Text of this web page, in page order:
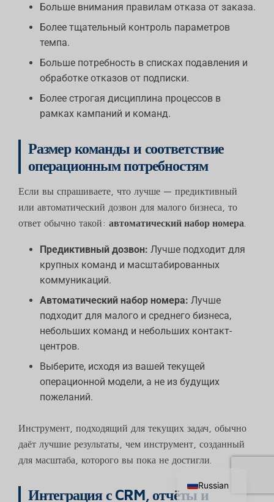
Больше внимания правилам отказа от заказа.
Более тщательный контроль параметров
темпа.
Больше потребность в списках подавления и
обработке отказов от подписки.
Более строгая дисциплина процессов в
рамках кампаний и команд.
Размер команды и соответствие
операционным потребностям
Если вы спрашиваете, что лучше — предиктивный
или автоматический дозвон для малого бизнеса, то
ответ обычно такой: автоматический набор номера
Предиктивный дозвон: Лучше подходит для
крупных команд и масштабированных
коммуникаций.
Автоматический набор номера: Лучше
подходит для малого и среднего бизнеса,
небольших команд и небольших контакт-
центров.
Выберите, исходя из вашей текущей
операционной модели, а не из будущих
пожеланий.
Инструмент, подходящий для текущих задач, обычно
даёт лучшие результаты, чем инструмент, созданный
для масштаба, которого вы пока не достигли.
Интеграция с CRM, отчёты и
Russian
English
Chinese